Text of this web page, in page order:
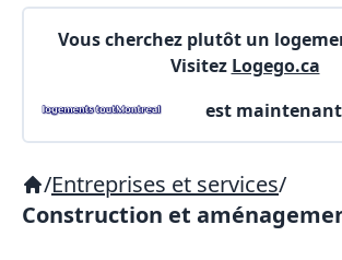
Vous cherchez plutôt un
Visitez Logego.ca
est maintenant
/Entreprises et services/
Construction et
Copier lien
X Fermer